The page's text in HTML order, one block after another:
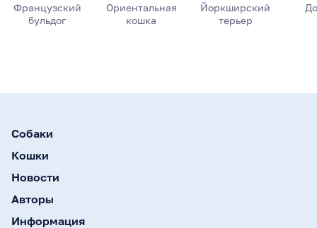
Французский
бульдог
Ориентальная
кошка
Йоркширский
терьер
Собаки
Кошки
Новости
Авторы
Информация